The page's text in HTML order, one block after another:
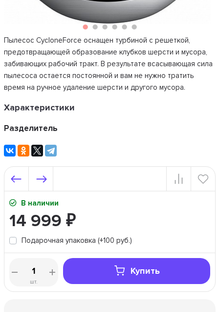
Пылесос CycloneForce оснащен турбиной с решеткой,
предотвращающей образование клубков шерсти и мусора,
забивающих рабочий тракт. В результате всасывающая сила
пылесоса остается постоянной и вам не нужно тратить
время на ручное удаление шерсти и другого мусора.
Характеристики
Разделитель
В наличии
14 999 ₽
Подарочная упаковка (+100 руб.)
шт.
Купить